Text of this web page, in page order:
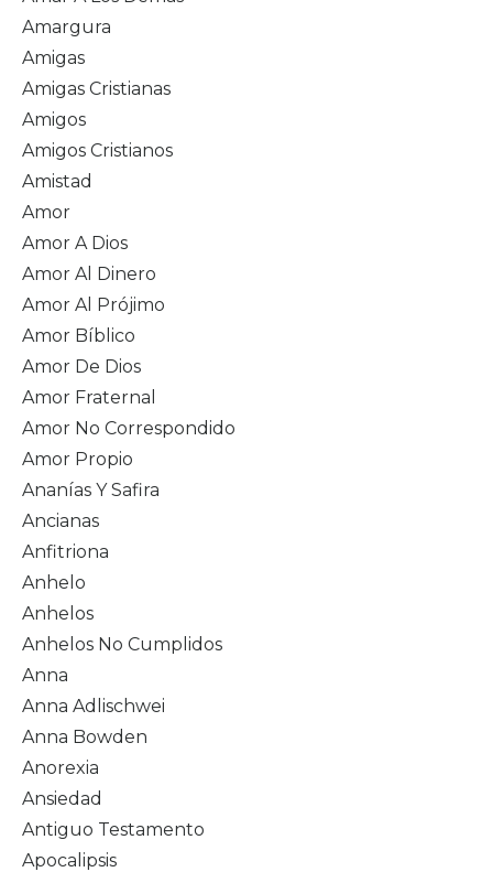
Amargura
Amigas
Amigas Cristianas
Amigos
Amigos Cristianos
Amistad
Amor
Amor A Dios
Amor Al Dinero
Amor Al Prójimo
Amor Bíblico
Amor De Dios
Amor Fraternal
Amor No Correspondido
Amor Propio
Ananías Y Safira
Ancianas
Anfitriona
Anhelo
Anhelos
Anhelos No Cumplidos
Anna
Anna Adlischwei
Anna Bowden
Anorexia
Ansiedad
Antiguo Testamento
Apocalipsis